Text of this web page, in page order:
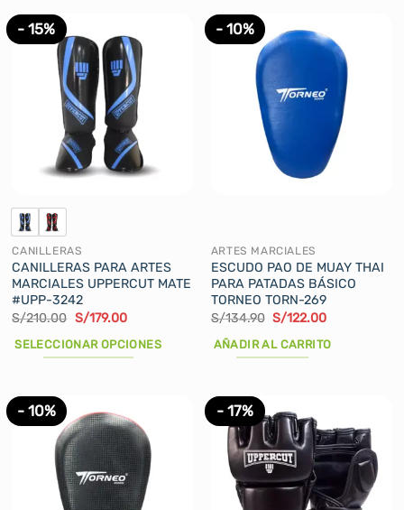
tiene
múltiples
variantes.
opciones
elegir
la
página
de
producto
tiene
múltiples
variantes.
opciones
de
producto
- 15%
CANILLERAS
CANILLERAS PARA ARTES
MARCIALES UPPERCUT MATE
#UPP-3242
S/210.00 El
original
era:
S/179.00El
actual
es:
SELECCIONAR OPCIONES
tiene
múltiples
variantes.
opciones
- 10%
ARTES MARCIALES
ESCUDO PAO DE MUAY THAI
PARA PATADAS BÁSICO
TORNEO TORN-269
S/134.90 El
original
era:
S/122.00El
actual
AÑADIR AL CARRITO
- 10% - 17%